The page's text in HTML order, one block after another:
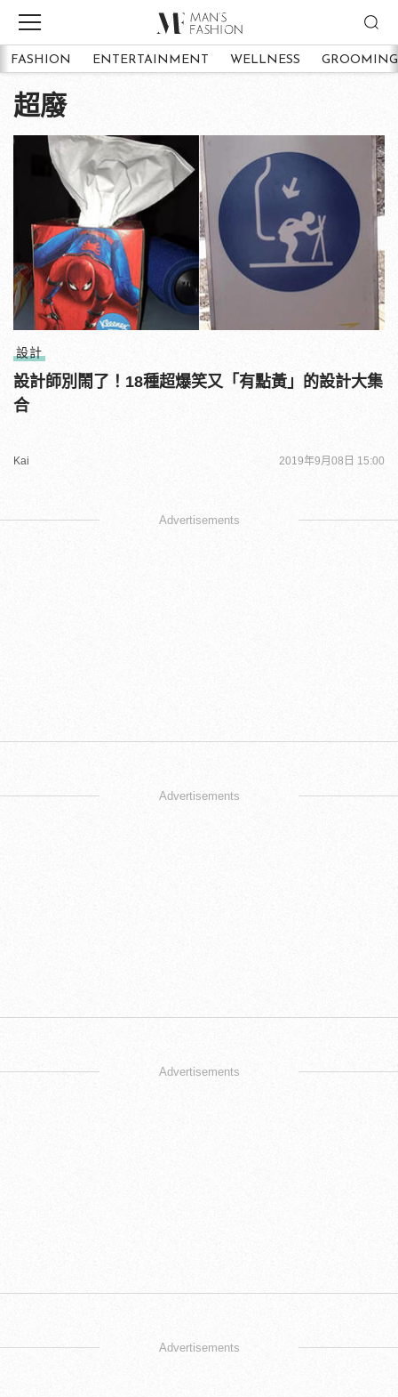
FASHION ENTERTAINMENT WELLNESS GROOMING
超廢
設計
設計師別鬧了！18種超爆笑又「有點黃」的設計大集
合
Kai 2019年9月08日 15:00
Advertisements
Advertisements
Advertisements
Advertisements